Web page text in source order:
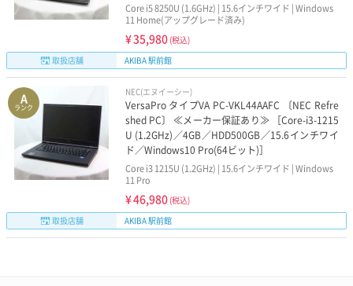
Core i5 8250U (1.6GHz) | 15.6インチワイド | Windows
11 Home(アップグレード済み)
¥35,980 (税込)
取扱店舗
AKIBA 駅前館
A
ランク
NEC(エヌイーシー)
VersaPro タイプVA PC-VKL44AAFC 〔NEC Refre
shed PC〕 ≪メーカー保証あり≫ ［Core-i3-1215
U (1.2GHz)／4GB／HDD500GB／15.6インチワイ
ド／Windows10 Pro(64ビット)］
Core i3 1215U (1.2GHz) | 15.6インチワイド | Windows
11 Pro
¥46,980 (税込)
取扱店舗
AKIBA 駅前館